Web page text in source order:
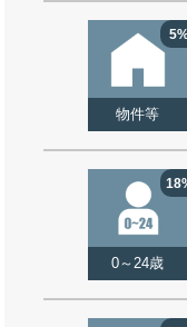
物件等
0～24歳